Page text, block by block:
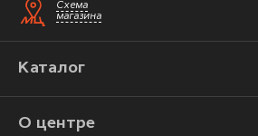
Схема
магазина
Каталог
О центре